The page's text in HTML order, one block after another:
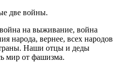
две войны.
на выживание, война
народа, вернее, всех народов
Наши отцы и деды
мир от фашизма.